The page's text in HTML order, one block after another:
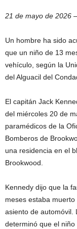
21 de mayo de 2026
Un hombre ha sido
que un niño de 13
vehículo, según la
del Alguacil del
El capitán Jack
del miércoles 20 de
paramédicos de la
Bomberos de
una residencia en el
Brookwood.
Kennedy dijo que la
meses estaba
asiento de automóvil.
determinó que el